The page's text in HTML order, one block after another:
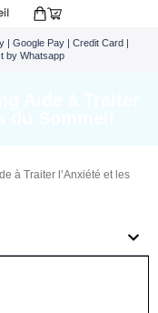
| Google Pay | Credit Card |
by Whatsapp
à Traiter l’Anxiété et les